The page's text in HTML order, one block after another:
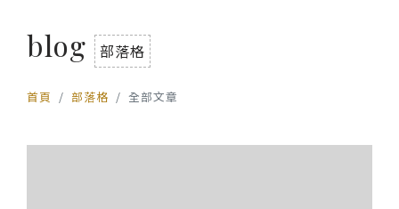
blog 部落格
首頁 部落格 全部文章